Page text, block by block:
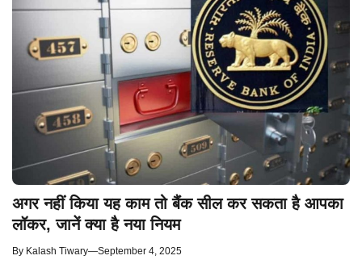
अगर नहीं किया यह काम तो बैंक सील कर सकता है आपका
लॉकर, जानें क्या है नया नियम
By Kalash Tiwary—September 4, 2025